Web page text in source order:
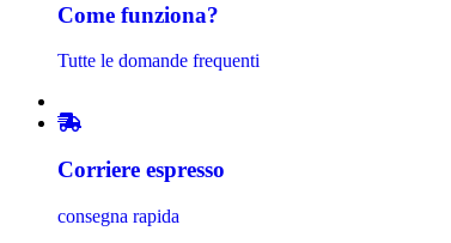
Come funziona?
Tutte le domande frequenti
Corriere espresso
consegna rapida